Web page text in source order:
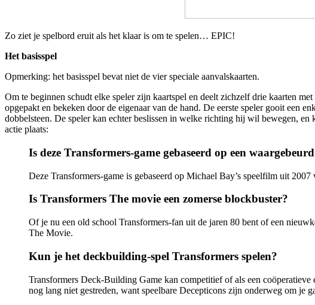
Zo ziet je spelbord eruit als het klaar is om te spelen… EPIC!
Het basisspel
Opmerking: het basisspel bevat niet de vier speciale aanvalskaarten.
Om te beginnen schudt elke speler zijn kaartspel en deelt zichzelf drie kaarten
opgepakt en bekeken door de eigenaar van de hand. De eerste speler gooit een
dobbelsteen. De speler kan echter beslissen in welke richting hij wil bewegen,
actie plaats:
Is deze Transformers-game gebaseerd op een
Deze Transformers-game is gebaseerd op Michael Bay’s speelfilm uit
Is Transformers The movie een zomerse blockbuster?
Of je nu een old school Transformers-fan uit de jaren 80 bent of een
The Movie.
Kun je het deckbuilding-spel Transformers spelen?
Transformers Deck-Building Game kan competitief of als een
nog lang niet gestreden, want speelbare Decepticons zijn onderweg om je